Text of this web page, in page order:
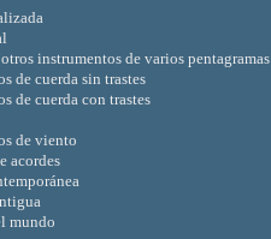
instrumentos de varios pentagramas
de cuerda sin trastes
de cuerda con trastes
de viento
acordes
mundo